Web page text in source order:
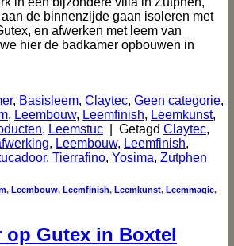
de binnenzijde gaan isoleren met
en afwerken met leem van
hier de badkamer opbouwen in
, Basisleem, Claytec, Geen categorie,
, Leembouw, Leemfinish, Leemkunst,
, Leemstuc Getagd Claytec,
, Leembouw, Leemfinish,
, Tierrafino, Yosima, Zutphen
, Leembouw, Leemfinish, Leemkunst, Leemmagie,
op Gutex in Boxtel